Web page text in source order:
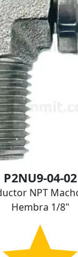
P2NU9-04-02
NPT
Hembra 1/8"